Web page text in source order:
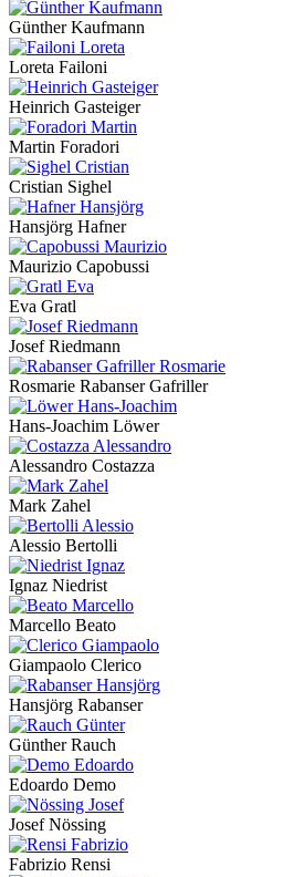
Günther Kaufmann
Loreta Failoni
Heinrich Gasteiger
Martin Foradori
Cristian Sighel
Hansjörg Hafner
Maurizio Capobussi
Eva Gratl
Josef Riedmann
Rosmarie Rabanser Gafriller
Hans-Joachim Löwer
Alessandro Costazza
Mark Zahel
Alessio Bertolli
Ignaz Niedrist
Marcello Beato
Giampaolo Clerico
Hansjörg Rabanser
Günther Rauch
Edoardo Demo
Josef Nössing
Fabrizio Rensi